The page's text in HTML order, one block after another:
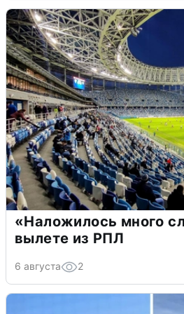
«Наложилось много
вылете из РПЛ
6 августа 2